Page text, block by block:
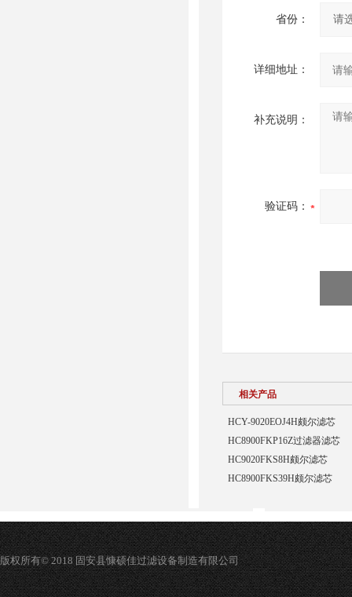
省份：
详细地址：
补充说明：
验证码：
相关产品
HCY-9020EOJ4H颇尔滤芯
HC8900FKP16Z过滤器滤芯
HC9020FKS8H颇尔滤芯
HC8900FKS39H颇尔滤芯
版权所有© 2018 固安县慷硕佳过滤设备制造有限公司